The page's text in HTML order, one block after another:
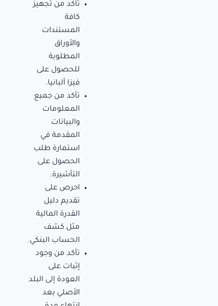
تأكد من تجهيز
كافة
المستندات
والأوراق
المطلوبة
للحصول على
فيزا ألبانيا.
تأكد من جميع
المعلومات
والبيانات
المقدمة في
استمارة طلب
الحصول على
التأشيرة.
احرص على
تقديم دليل
القدرة المالية
مثل كشف
الحساب البنكي.
تأكد من وجود
إثبات على
العودة إلى البلد
الأصلي بعد